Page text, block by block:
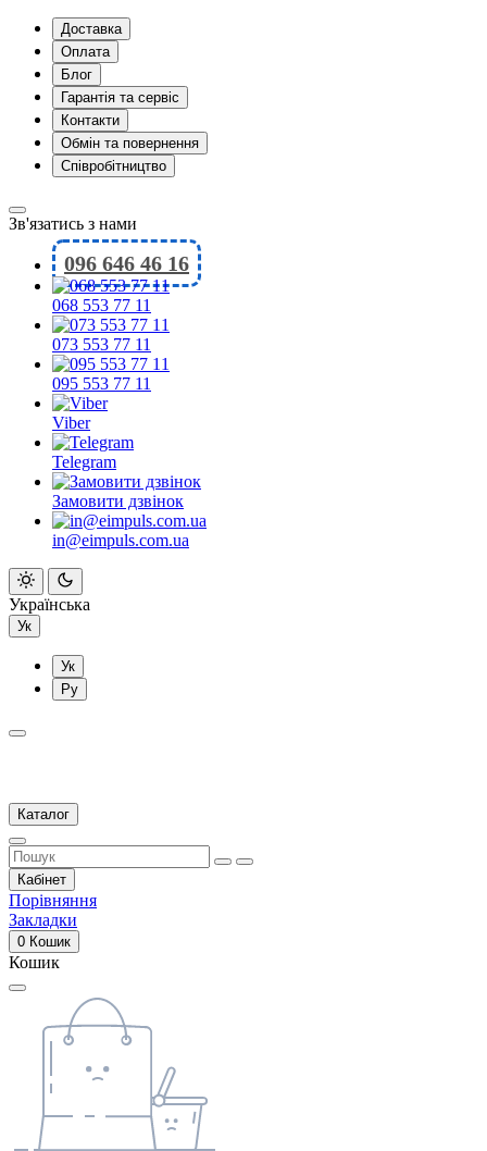
Доставка
Оплата
Блог
Гарантія та сервіс
Контакти
Обмін та повернення
Співробітництво
Зв'язатись з нами
096 646 46 16
068 553 77 11
073 553 77 11
095 553 77 11
Viber
Telegram
Замовити дзвінок
in@eimpuls.com.ua
Українська
Ук
Ук
Ру
Каталог
Кабінет
Порівняння
Закладки
0 Кошик
Кошик